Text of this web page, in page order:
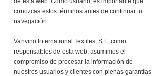
conozcas estos términos antes de continuar tu
navegación.
Vanvino International Textiles, S.L. como
responsables de esta web, asumimos el
compromiso de procesar la información de
nuestros usuarios y clientes con plenas garantías